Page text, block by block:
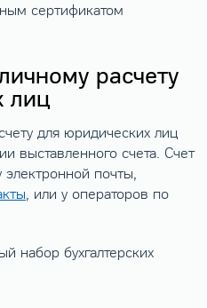
сертификатом
расчету
лиц
для юридических лиц
выставленного счета. Счет
почты,
, или у операторов по
набор бухгалтерских